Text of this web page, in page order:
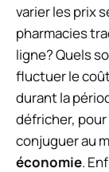
varier les prix
pharmacies
ligne? Quels
fluctuer le
durant la
défricher,
conjuguer au
économie.